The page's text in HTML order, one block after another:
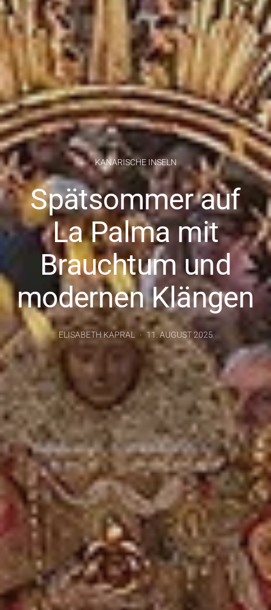
KANARISCHE INSELN
Spätsommer auf
La Palma mit
Brauchtum und
modernen Klängen
ELISABETH KAPRAL 11. AUGUST 2025